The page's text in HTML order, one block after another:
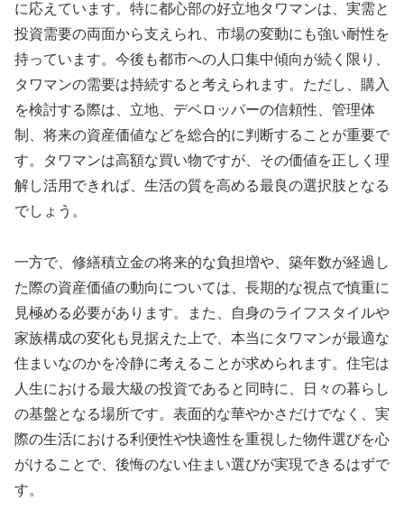
に応えています。特に都心部の好立地タワマンは、実需と
投資需要の両面から支えられ、市場の変動にも強い耐性を
持っています。今後も都市への人口集中傾向が続く限り、
タワマンの需要は持続すると考えられます。ただし、購入
を検討する際は、立地、デベロッパーの信頼性、管理体
制、将来の資産価値などを総合的に判断することが重要で
す。タワマンは高額な買い物ですが、その価値を正しく理
解し活用できれば、生活の質を高める最良の選択肢となる
でしょう。
一方で、修繕積立金の将来的な負担増や、築年数が経過し
た際の資産価値の動向については、長期的な視点で慎重に
見極める必要があります。また、自身のライフスタイルや
家族構成の変化も見据えた上で、本当にタワマンが最適な
住まいなのかを冷静に考えることが求められます。住宅は
人生における最大級の投資であると同時に、日々の暮らし
の基盤となる場所です。表面的な華やかさだけでなく、実
際の生活における利便性や快適性を重視した物件選びを心
がけることで、後悔のない住まい選びが実現できるはずで
す。